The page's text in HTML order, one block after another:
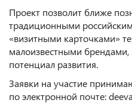
Проект позволит ближе
традиционными
«визитными карточками»
малоизвестными
потенциал развития.
Заявки на участие
по электронной почте: